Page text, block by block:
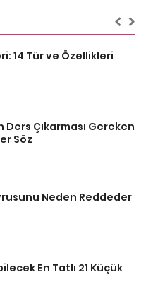
14 Tür ve Özellikleri
Ders Çıkarması Gereken
Söz
Neden Reddeder
En Tatlı 21 Küçük